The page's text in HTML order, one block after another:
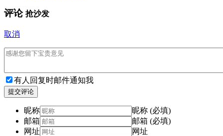
评论 抢沙发
取消
有人回复时邮件通知我
提交评论
昵称
昵称 (必填)
邮箱
邮箱 (必填)
网址
网址